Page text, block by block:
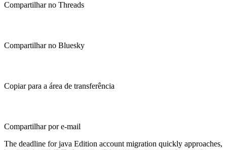
Compartilhar no Threads
Compartilhar no Bluesky
Copiar para a área de transferência
Compartilhar por e-mail
The deadline for java Edition account migration quickly approaches,